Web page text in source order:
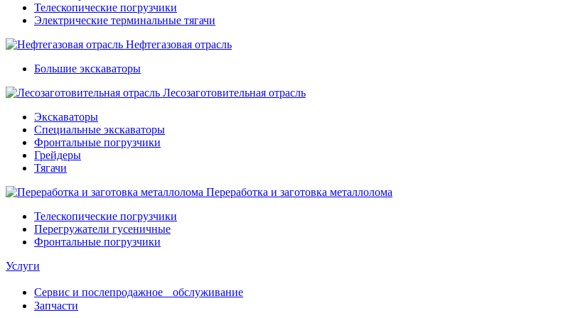
Телескопические погрузчики
Электрические терминальные тягачи
Нефтегазовая отрасль
Большие экскаваторы
Лесозаготовительная отрасль
Экскаваторы
Специальные экскаваторы
Фронтальные погрузчики
Грейдеры
Тягачи
Переработка и заготовка металлолома
Телескопические погрузчики
Перегружатели гусеничные
Фронтальные погрузчики
Услуги
Сервис и послепродажное обслуживание
Запчасти